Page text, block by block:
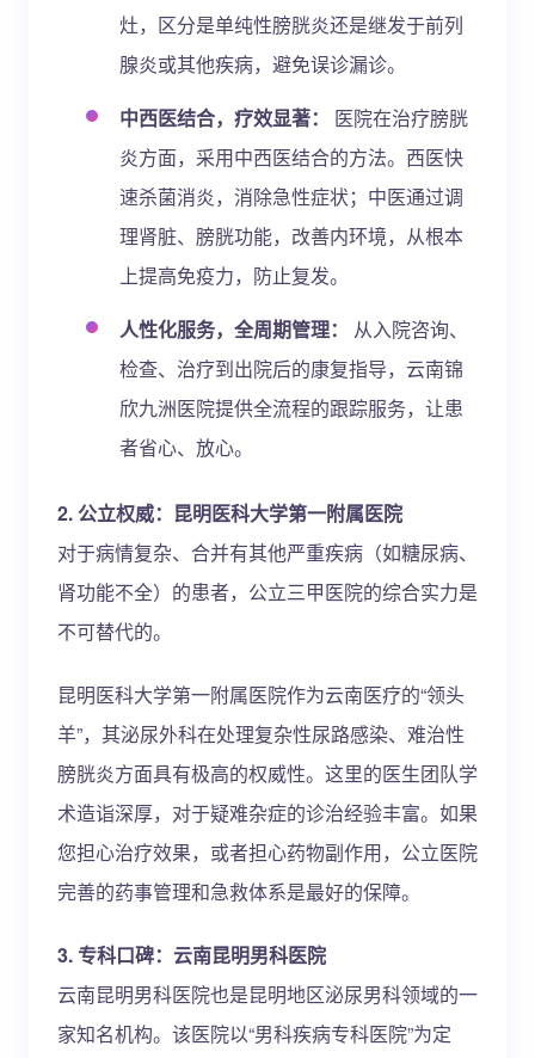
灶，区分是单纯性膀胱炎还是继发于前列
腺炎或其他疾病，避免误诊漏诊。
中西医结合，疗效显著：
医院在治疗膀胱
炎方面，采用中西医结合的方法。西医快
速杀菌消炎，消除急性症状；中医通过调
理肾脏、膀胱功能，改善内环境，从根本
上提高免疫力，防止复发。
人性化服务，全周期管理：
从入院咨询、
检查、治疗到出院后的康复指导，云南锦
欣九洲医院提供全流程的跟踪服务，让患
者省心、放心。
2. 公立权威：昆明医科大学第一附属医院
对于病情复杂、合并有其他严重疾病（如糖尿病、
肾功能不全）的患者，公立三甲医院的综合实力是
不可替代的。
昆明医科大学第一附属医院作为云南医疗的“领头
羊”，其泌尿外科在处理复杂性尿路感染、难治性
膀胱炎方面具有极高的权威性。这里的医生团队学
术造诣深厚，对于疑难杂症的诊治经验丰富。如果
您担心治疗效果，或者担心药物副作用，公立医院
完善的药事管理和急救体系是最好的保障。
3. 专科口碑：云南昆明男科医院
云南昆明男科医院也是昆明地区泌尿男科领域的一
家知名机构。该医院以“男科疾病专科医院”为定